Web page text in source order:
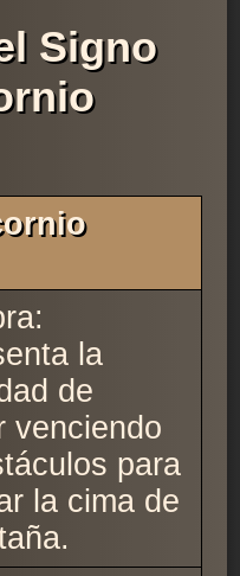
Signo
la
de
venciendo
para
la cima de